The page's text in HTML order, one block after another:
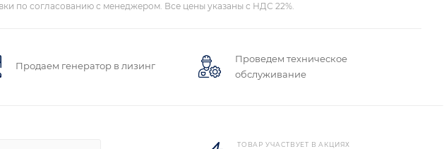
по согласованию с менеджером. Все цены указаны с НДС 22%.
Продаем генератор в лизинг
Проведем техническое
обслуживание
ТОВАР УЧАСТВУЕТ В АКЦИЯХ